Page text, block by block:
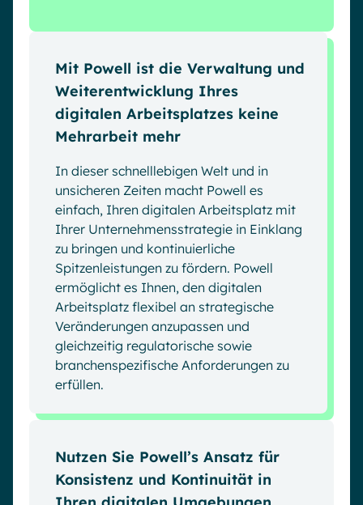
Mit Powell ist die Verwaltung und
Weiterentwicklung Ihres
digitalen Arbeitsplatzes keine
Mehrarbeit mehr
In dieser schnelllebigen Welt und in
unsicheren Zeiten macht Powell es
einfach, Ihren digitalen Arbeitsplatz mit
Ihrer Unternehmensstrategie in Einklang
zu bringen und kontinuierliche
Spitzenleistungen zu fördern. Powell
ermöglicht es Ihnen, den digitalen
Arbeitsplatz flexibel an strategische
Veränderungen anzupassen und
gleichzeitig regulatorische sowie
branchenspezifische Anforderungen zu
erfüllen.
Nutzen Sie Powell’s Ansatz für
Konsistenz und Kontinuität in